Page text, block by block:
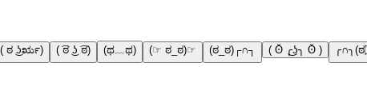
( ಠ ͜ʖರೃ) ( ͡ಠ ͜ʖ ͡ಠ) (ಥ﹏ಥ) (☞ ಠ_ಠ)☞ (ಠ_ಠ)┌∩┐ ( ʘ̆ ╭͜ʖ╮ ʘ̆ )